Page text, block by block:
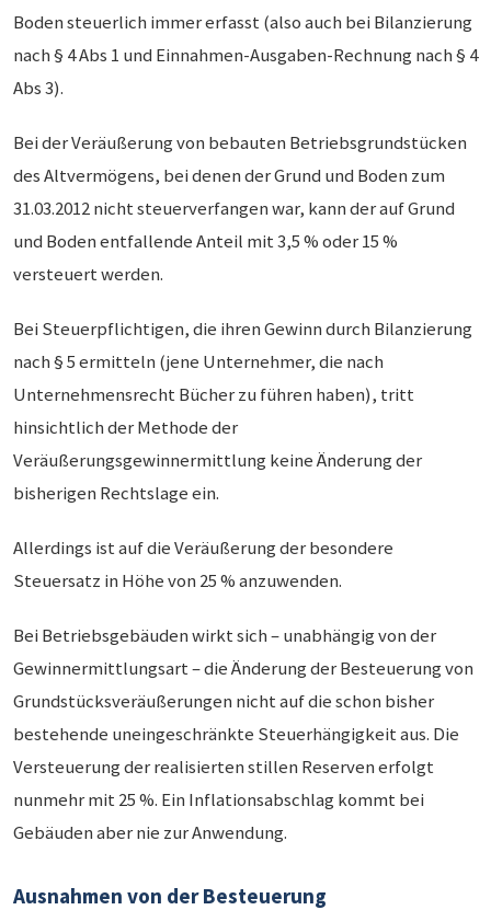
Boden steuerlich immer erfasst (also auch bei Bilanzierung
nach § 4 Abs 1 und Einnahmen-Ausgaben-Rechnung nach § 4
Abs 3).
Bei der Veräußerung von bebauten Betriebsgrundstücken
des Altvermögens, bei denen der Grund und Boden zum
31.03.2012 nicht steuerverfangen war, kann der auf Grund
und Boden entfallende Anteil mit 3,5 % oder 15 %
versteuert werden.
Bei Steuerpflichtigen, die ihren Gewinn durch Bilanzierung
nach § 5 ermitteln (jene Unternehmer, die nach
Unternehmensrecht Bücher zu führen haben), tritt
hinsichtlich der Methode der
Veräußerungsgewinnermittlung keine Änderung der
bisherigen Rechtslage ein.
Allerdings ist auf die Veräußerung der besondere
Steuersatz in Höhe von 25 % anzuwenden.
Bei Betriebsgebäuden wirkt sich – unabhängig von der
Gewinnermittlungsart – die Änderung der Besteuerung von
Grundstücksveräußerungen nicht auf die schon bisher
bestehende uneingeschränkte Steuerhängigkeit aus. Die
Versteuerung der realisierten stillen Reserven erfolgt
nunmehr mit 25 %. Ein Inflationsabschlag kommt bei
Gebäuden aber nie zur Anwendung.
Ausnahmen von der Besteuerung